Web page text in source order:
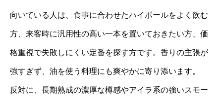
向いている人は、食事に合わせたハイボールをよく飲む
方、来客時に汎用性の高い一本を置いておきたい方、価
格重視で失敗しにくい定番を探す方です。香りの主張が
強すぎず、油を使う料理にも爽やかに寄り添います。
反対に、長期熟成の濃厚な樽感やアイラ系の強いスモー